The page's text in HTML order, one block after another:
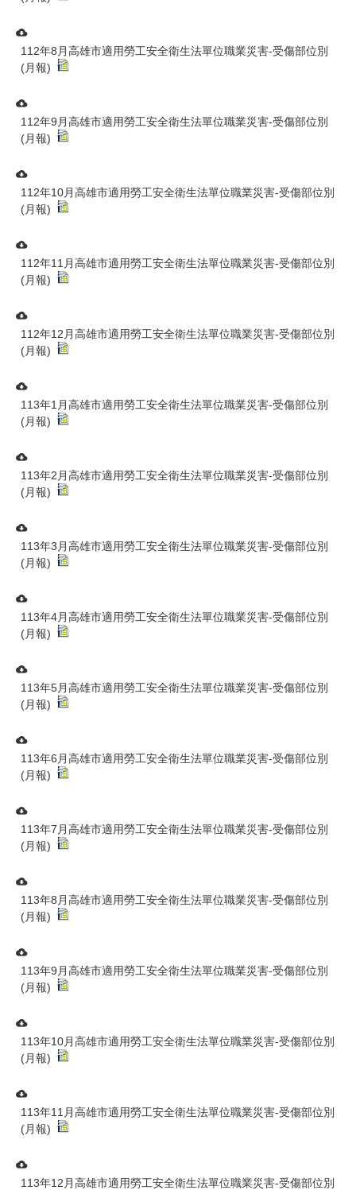
112年8月高雄市適用勞工安全衛生法單位職業災害-受傷部位別
(月報)
112年9月高雄市適用勞工安全衛生法單位職業災害-受傷部位別
(月報)
112年10月高雄市適用勞工安全衛生法單位職業災害-受傷部位別
(月報)
112年11月高雄市適用勞工安全衛生法單位職業災害-受傷部位別
(月報)
112年12月高雄市適用勞工安全衛生法單位職業災害-受傷部位別
(月報)
113年1月高雄市適用勞工安全衛生法單位職業災害-受傷部位別
(月報)
113年2月高雄市適用勞工安全衛生法單位職業災害-受傷部位別
(月報)
113年3月高雄市適用勞工安全衛生法單位職業災害-受傷部位別
(月報)
113年4月高雄市適用勞工安全衛生法單位職業災害-受傷部位別
(月報)
113年5月高雄市適用勞工安全衛生法單位職業災害-受傷部位別
(月報)
113年6月高雄市適用勞工安全衛生法單位職業災害-受傷部位別
(月報)
113年7月高雄市適用勞工安全衛生法單位職業災害-受傷部位別
(月報)
113年8月高雄市適用勞工安全衛生法單位職業災害-受傷部位別
(月報)
113年9月高雄市適用勞工安全衛生法單位職業災害-受傷部位別
(月報)
113年10月高雄市適用勞工安全衛生法單位職業災害-受傷部位別
(月報)
113年11月高雄市適用勞工安全衛生法單位職業災害-受傷部位別
(月報)
113年12月高雄市適用勞工安全衛生法單位職業災害-受傷部位別